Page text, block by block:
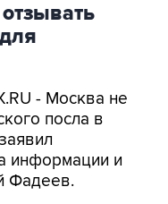
- Москва не
посла в
информации и
Фадеев.